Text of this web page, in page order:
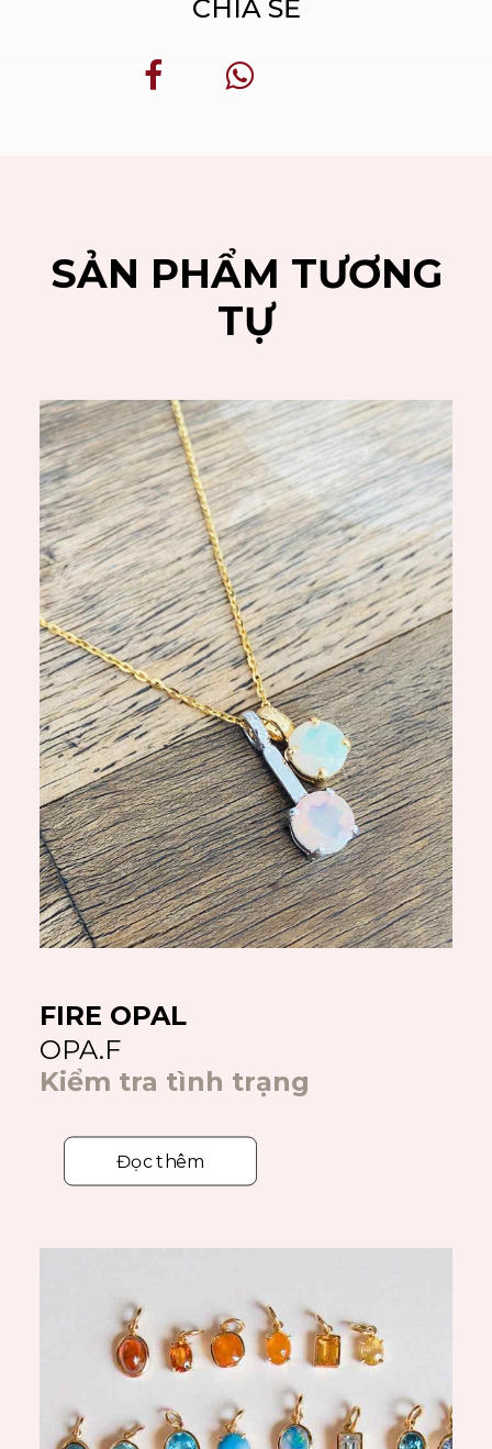
CHIA SẺ
SẢN PHẨM TƯƠNG
TỰ
FIRE OPAL
OPA.F
Kiểm tra tình trạng
Đọc thêm